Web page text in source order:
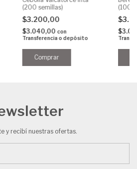
(200 semillas)
$3.200,00
$3.040,00 con
Transferencia o depósito
(100
y recibí nuestras ofertas.